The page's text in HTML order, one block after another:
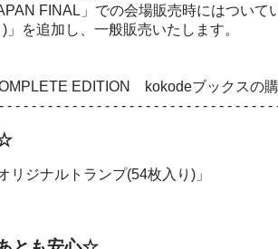
FINAL」での会場販売時にはつい
」を追加し、一般販売いたします。
EDITION kokodeブックスの
- - - - - - - - - - - - - - - - - - - - - - - - - - - - - - - - -
リジナルトランプ(54枚入り)」